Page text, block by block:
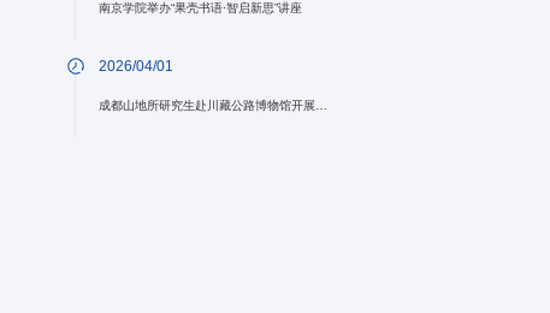
南京学院举办“果壳书语·智启新思”讲座
2026/04/01
成都山地所研究生赴川藏公路博物馆开展研学与户外实践活动